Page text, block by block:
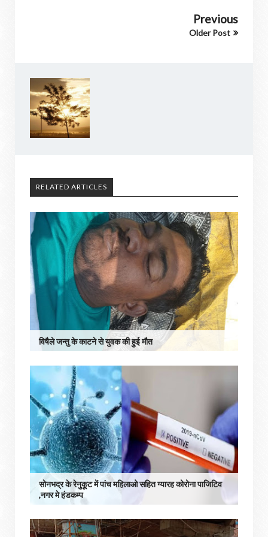
Previous
Older Post
RELATED ARTICLES
विषैले जन्तु के काटने से युवक की हुई मौत
सोनभद्र के रेनुकूट में पांच महिलाओ सहित ग्यारह कोरोना पाजिटिव
,नगर मे हंडकम्प